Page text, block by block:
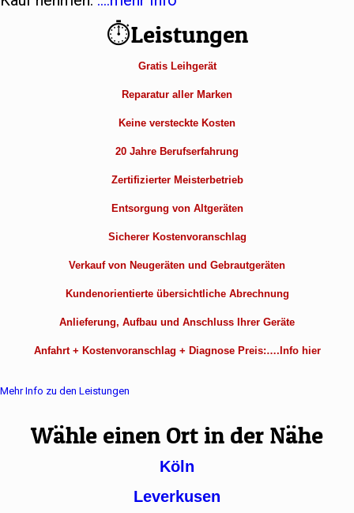
⏱Leistungen
Gratis Leihgerät
Reparatur aller Marken
Keine versteckte Kosten
20 Jahre Berufserfahrung
Zertifizierter Meisterbetrieb
Entsorgung von Altgeräten
Sicherer Kostenvoranschlag
Verkauf von Neugeräten und Gebrautgeräten
Kundenorientierte übersichtliche Abrechnung
Anlieferung, Aufbau und Anschluss Ihrer Geräte
Anfahrt + Kostenvoranschlag + Diagnose Preis:….Info hier
Mehr Info zu den Leistungen
Wähle einen Ort in der Nähe
Köln
Leverkusen